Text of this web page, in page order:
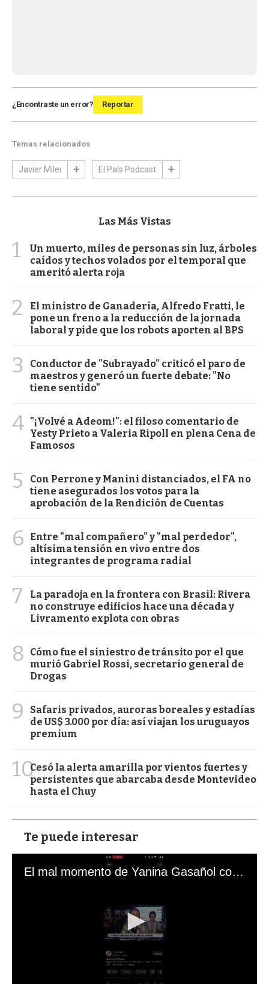
¿Encontraste un error? Reportar
Temas relacionados
Javier Milei El País Podcast
Las Más Vistas
1
Un muerto, miles de personas sin luz, árboles
caídos y techos volados por el temporal que
ameritó alerta roja
2
El ministro de Ganadería, Alfredo Fratti, le
pone un freno a la reducción de la jornada
laboral y pide que los robots aporten al BPS
3
Conductor de "Subrayado" criticó el paro de
maestros y generó un fuerte debate: "No
tiene sentido"
4 "¡Volvé a Adeom!": el filoso comentario de
Yesty Prieto a Valeria Ripoll en plena Cena de
Famosos
5
Con Perrone y Manini distanciados, el FA no
tiene asegurados los votos para la
aprobación de la Rendición de Cuentas
6
Entre "mal compañero" y "mal perdedor",
altísima tensión en vivo entre dos
integrantes de programa radial
7
La paradoja en la frontera con Brasil: Rivera
no construye edificios hace una década y
Livramento explota con obras
8
Cómo fue el siniestro de tránsito por el que
murió Gabriel Rossi, secretario general de
Drogas
9
Safaris privados, auroras boreales y estadías
de US$ 3.000 por día: así viajan los uruguayos
premium
10Cesó la alerta amarilla por vientos fuertes y
persistentes que abarcaba desde Montevideo
hasta el Chuy
Te puede interesar
El mal momento de Yanina Gasañol con un hincha argentino en "Subrayado"